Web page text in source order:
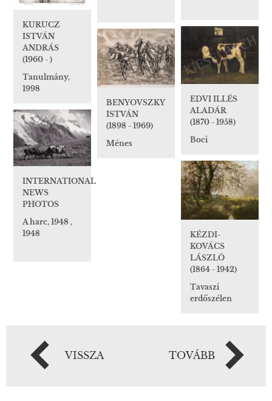
KURUCZ
ISTVÁN
ANDRÁS
(1960 - )
Tanulmány,
1998
EDVI ILLÉS
ALADÁR
(1870 - 1958)
Boci
BENYOVSZKY
ISTVÁN
(1898 - 1969)
Ménes
INTERNATIONAL
NEWS
PHOTOS
A harc, 1948 ,
1948
KÉZDI-
KOVÁCS
LÁSZLÓ
(1864 - 1942)
Tavaszi
erdőszélen
VISSZA TOVÁBB